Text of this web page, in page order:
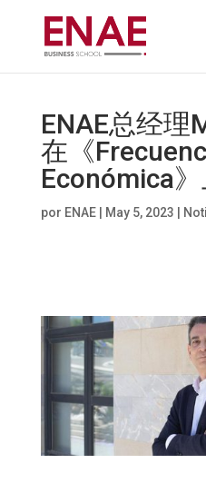
ENAE总经理
在《
Económica
por ENAE| May 5, 2023